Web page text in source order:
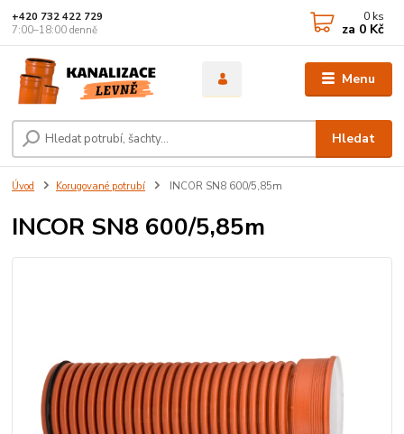
Menu
Hledat
+420 732 422 729
7:00–18:00 denně
0 ks
za 0 Kč
Úvod Korugované potrubí INCOR SN8 600/5,85m
INCOR SN8 600/5,85m